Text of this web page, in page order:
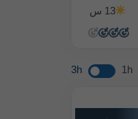
13 س
3h 1h